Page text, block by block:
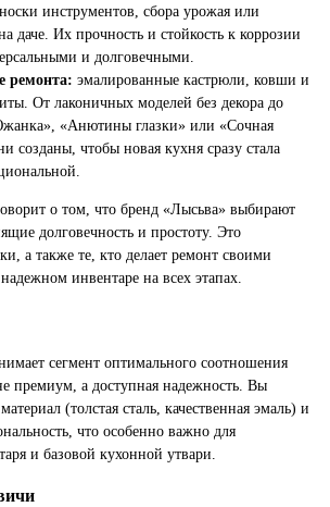
инструментов, сбора урожая или
даче. Их прочность и стойкость к коррозии
и долговечными.
ремонта: эмалированные кастрюли, ковши и
От лаконичных моделей без декора до
«Анютины глазки» или «Сочная
созданы, чтобы новая кухня сразу стала
о том, что бренд «Лысьва» выбирают
долговечность и простоту. Это
а также те, кто делает ремонт своими
инвентаре на всех этапах.
сегмент оптимального соотношения
премиум, а доступная надежность. Вы
(толстая сталь, качественная эмаль) и
что особенно важно для
и базовой кухонной утвари.